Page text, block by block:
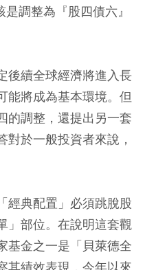
調整為『股四債六』
後續全球經濟將進入長
能將成為基本環境。但
的調整，還提出另一套
於一般投資者來說，
經典配置」必須跳脫股
」部位。在說明這套觀
基金之一是「貝萊德全